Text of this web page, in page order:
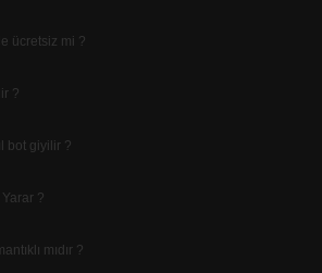
ücretsiz mi ?
?
bot giyilir ?
?
mıdır ?